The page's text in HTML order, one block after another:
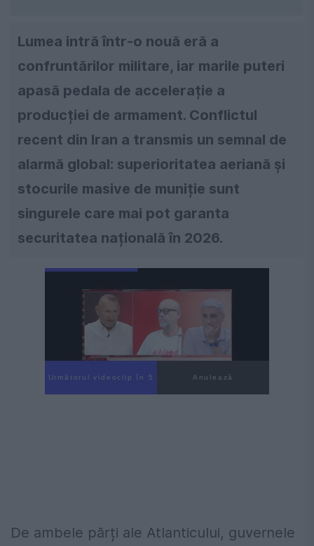
Lumea intră într-o nouă eră a
confruntărilor militare, iar marile puteri
apasă pedala de accelerație a
producției de armament. Conflictul
recent din Iran a transmis un semnal de
alarmă global: superioritatea aeriană și
stocurile masive de muniție sunt
singurele care mai pot garanta
securitatea națională în 2026.
Următorul videoclip în 3 Anulează
De ambele părți ale Atlanticului, guvernele